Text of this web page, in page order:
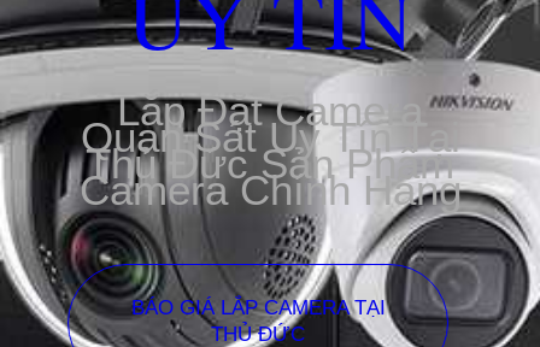
Lắp Đặt Camera
Quan Sát Uy Tín Tại
Thủ Đức Sản Phẩm
Camera Chính Hãng
BÁO GIÁ LẮP CAMERA TẠI
THỦ ĐỨC